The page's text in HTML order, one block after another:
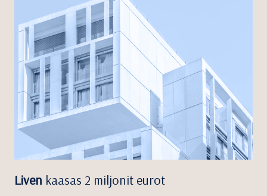
Liven kaasas 2 miljonit eurot